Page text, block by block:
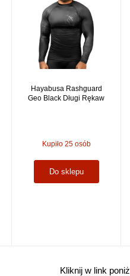
Hayabusa Rashguard
Geo Black Długi Rękaw
Kupiło 25 osób
Do sklepu
Kliknij w link